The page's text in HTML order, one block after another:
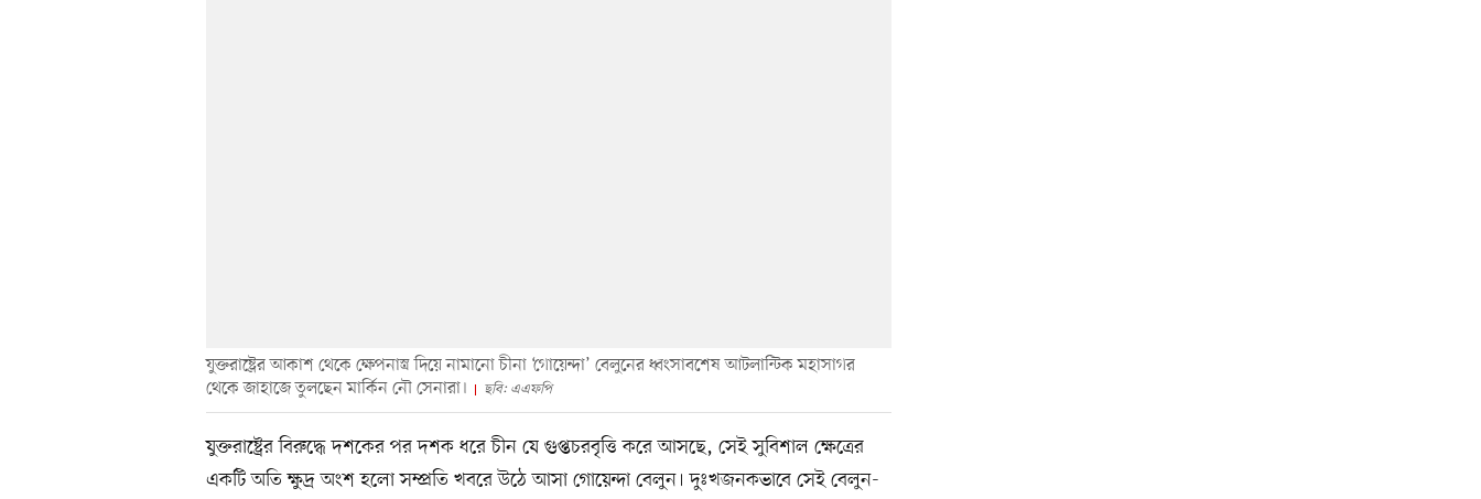
যুক্তরাষ্ট্রের আকাশ থেকে ক্ষেপনাস্ত্র দিয়ে নামানো চীনা ‘গোয়েন্দা’ বেলুনের ধ্বংসাবশেষ আটলান্টিক মহাসাগর
থেকে জাহাজে তুলছেন মার্কিন নৌ সেনারা।
ছবি: এএফপি
যুক্তরাষ্ট্রের বিরুদ্ধে দশকের পর দশক ধরে চীন যে গুপ্তচরবৃত্তি করে আসছে, সেই সুবিশাল ক্ষেত্রের
একটি অতি ক্ষুদ্র অংশ হলো সম্প্রতি খবরে উঠে আসা গোয়েন্দা বেলুন। দুঃখজনকভাবে সেই বেলুন-